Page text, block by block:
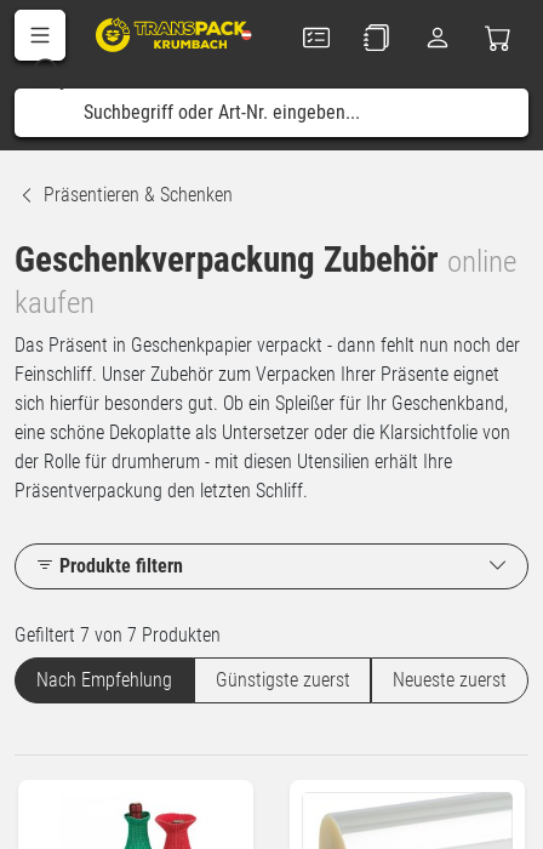
Präsentieren & Schenken
Geschenkverpackung Zubehör online
kaufen
Das Präsent in Geschenkpapier verpackt - dann fehlt nun noch der
Feinschliff. Unser Zubehör zum Verpacken Ihrer Präsente eignet
sich hierfür besonders gut. Ob ein Spleißer für Ihr Geschenkband,
eine schöne Dekoplatte als Untersetzer oder die Klarsichtfolie von
der Rolle für drumherum - mit diesen Utensilien erhält Ihre
Präsentverpackung den letzten Schliff.
Produkte filtern
Gefiltert 7 von 7 Produkten
Nach Empfehlung
Günstigste zuerst Neueste zuerst